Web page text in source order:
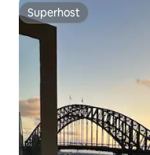
Superhost
Superhost